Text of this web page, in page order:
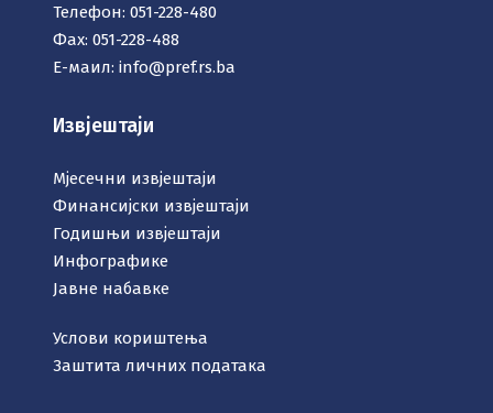
Телефон: 051-228-480
Фаx: 051-228-488
Е-маил:info@pref.rs.ba
Извјештаји
Мјесечни извјештаји
Финансијски извјештаји
Годишњи извјештаји
Инфографике
Јавне набавке
Услови кориштења
Заштита личних података